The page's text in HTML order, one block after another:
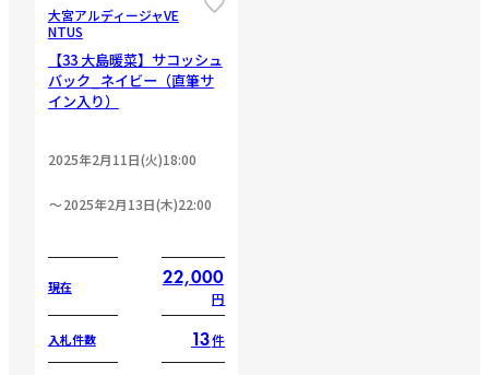
大宮アルディージャVE
NTUS
【33 大島暖菜】サコッシュ
バック_ネイビー（直筆サ
イン入り）
2025年2月11日(火)18:00
2025年2月13日(木)22:00
現在 22,000
円
入札件数 13件